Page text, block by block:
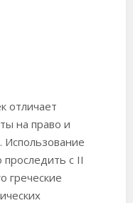
отличает
на право и
Использование
с II
греческие